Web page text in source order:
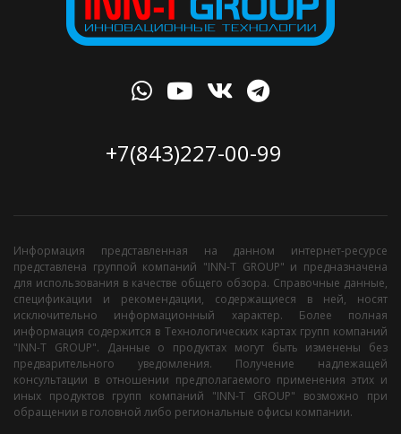
+7(843)227-00-99
Информация представленная на данном интернет-ресурсе
представлена группой компаний "INN-T GROUP" и предназначена
для использования в качестве общего обзора. Справочные данные,
спецификации и рекомендации, содержащиеся в ней, носят
исключительно информационный характер. Более полная
информация содержится в Технологических картах групп компаний
"INN-T GROUP". Данные о продуктах могут быть изменены без
предварительного уведомления. Получение надлежащей
консультации в отношении предполагаемого применения этих и
иных продуктов групп компаний "INN-T GROUP" возможно при
обращении в головной либо региональные офисы компании.